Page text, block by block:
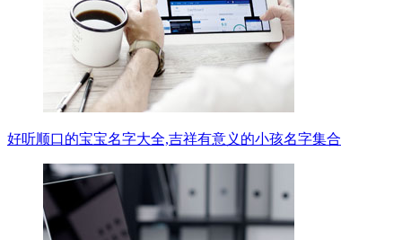
好听顺口的宝宝名字大全,吉祥有意义的小孩名字集合